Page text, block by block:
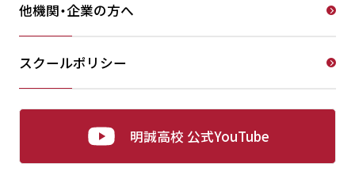
他機関・企業の方へ
スクールポリシー
明誠高校 公式YouTube